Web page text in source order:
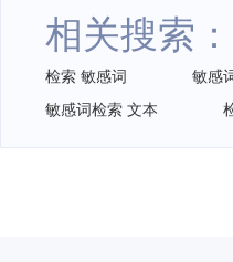
相关搜索：
检索 敏感词 敏感
敏感词检索 文本